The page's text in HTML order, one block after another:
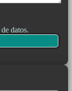
de datos.